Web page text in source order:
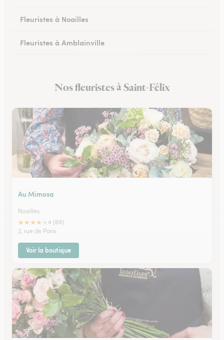
Fleuristes à Noailles
Fleuristes à Amblainville
Fleuristes à Lierville
Nos fleuristes à Saint-Félix
Au Mimosa
Noailles
★★★★
4 (69)
2, rue de Paris
Voir la boutique